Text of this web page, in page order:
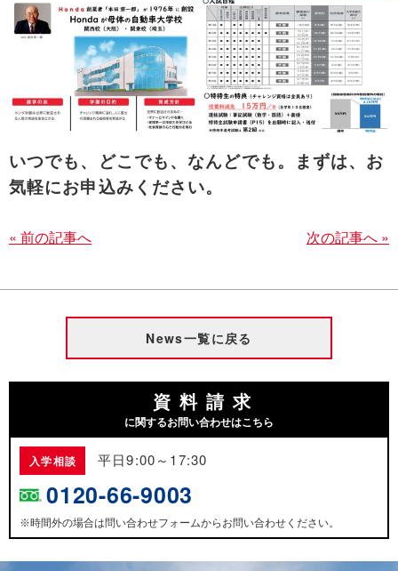
いつでも、どこでも、なんどでも。まずは、お
気軽にお申込みください。
« 前の記事へ 次の記事へ »
News一覧に戻る
資料請求
に関するお問い合わせはこちら
入学相談 平日9:00～17:30
0120-66-9003
※時間外の場合は問い合わせフォームからお問い合わせください。